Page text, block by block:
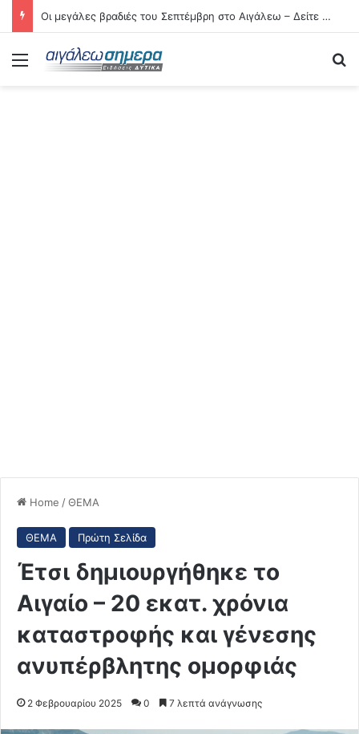
Οι μεγάλες βραδιές του Σεπτέμβρη στο Αιγάλεω – Δείτε αναλυτικά τις 21 εκδηλώσεις
Menu
Home /ΘΕΜΑ
ΘΕΜΑ Πρώτη Σελίδα
Έτσι δημιουργήθηκε το
Αιγαίο – 20 εκατ. χρόνια
καταστροφής και γένεσης
ανυπέρβλητης ομορφιάς
2 Φεβρουαρίου 2025 0 7 λεπτά ανάγνωσης